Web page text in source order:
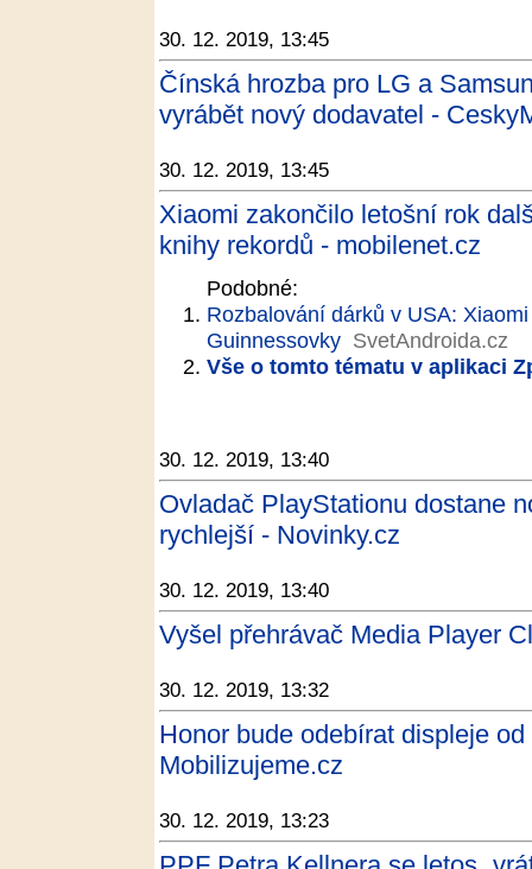
30. 12. 2019, 13:45
Čínská hrozba pro LG a
vyrábět nový dodavatel -
30. 12. 2019, 13:45
Xiaomi zakončilo letošní rok
knihy rekordů - mobilenet.cz
Podobné:
Rozbalování dárků v USA:
Guinnessovky SvetAndroida.cz
Vše o tomto tématu v aplikaci
30. 12. 2019, 13:40
Ovladač PlayStationu dostane
rychlejší - Novinky.cz
30. 12. 2019, 13:40
Vyšel přehrávač Media Player
30. 12. 2019, 13:32
Honor bude odebírat displeje
Mobilizujeme.cz
30. 12. 2019, 13:23